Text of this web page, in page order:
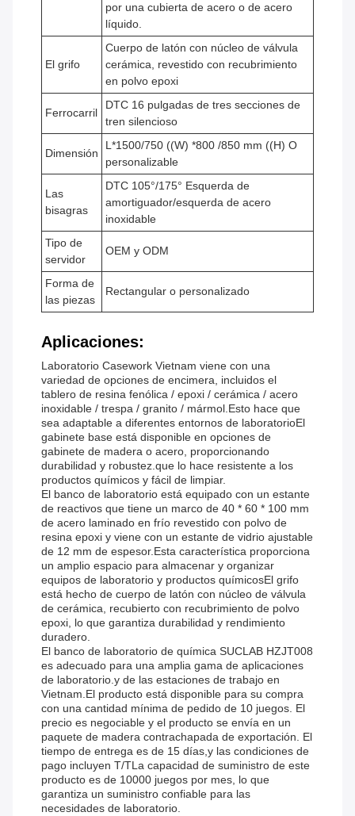
por una cubierta de acero o de acero
líquido.
El grifo
Cuerpo de latón con núcleo de válvula
cerámica, revestido con recubrimiento
en polvo epoxi
Ferrocarril
DTC 16 pulgadas de tres secciones de
tren silencioso
Dimensión
L*1500/750 ((W) *800 /850 mm ((H) O
personalizable
Las
bisagras
DTC 105°/175° Esquerda de
amortiguador/esquerda de acero
inoxidable
Tipo de
servidor
OEM y ODM
Forma de
las piezas
Rectangular o personalizado
Aplicaciones:
Laboratorio Casework Vietnam viene con una
variedad de opciones de encimera, incluidos el
tablero de resina fenólica / epoxi / cerámica / acero
inoxidable / trespa / granito / mármol.Esto hace que
sea adaptable a diferentes entornos de laboratorioEl
gabinete base está disponible en opciones de
gabinete de madera o acero, proporcionando
durabilidad y robustez.que lo hace resistente a los
productos químicos y fácil de limpiar.
El banco de laboratorio está equipado con un estante
de reactivos que tiene un marco de 40 * 60 * 100 mm
de acero laminado en frío revestido con polvo de
resina epoxi y viene con un estante de vidrio ajustable
de 12 mm de espesor.Esta característica proporciona
un amplio espacio para almacenar y organizar
equipos de laboratorio y productos químicosEl grifo
está hecho de cuerpo de latón con núcleo de válvula
de cerámica, recubierto con recubrimiento de polvo
epoxi, lo que garantiza durabilidad y rendimiento
duradero.
El banco de laboratorio de química SUCLAB HZJT008
es adecuado para una amplia gama de aplicaciones
de laboratorio.y de las estaciones de trabajo en
Vietnam.El producto está disponible para su compra
con una cantidad mínima de pedido de 10 juegos. El
precio es negociable y el producto se envía en un
paquete de madera contrachapada de exportación. El
tiempo de entrega es de 15 días,y las condiciones de
pago incluyen T/TLa capacidad de suministro de este
producto es de 10000 juegos por mes, lo que
garantiza un suministro confiable para las
necesidades de laboratorio.